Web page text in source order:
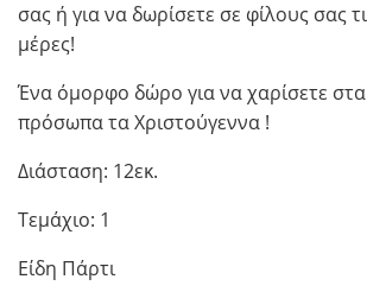
σας ή για να δωρίσετε σε φίλους σας
μέρες!
Ένα όμορφο δώρο για να χαρίσετε
πρόσωπα τα Χριστούγεννα !
Διάσταση: 12εκ.
Τεμάχιο: 1
Είδη Πάρτι